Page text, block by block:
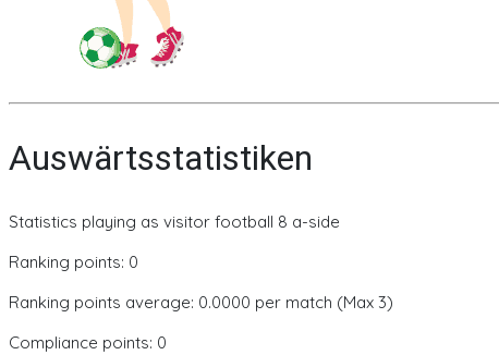
Auswärtsstatistiken
Statistics playing as visitor football 8 a-side
Ranking points: 0
Ranking points average: 0.0000 per match (Max 3)
Compliance points: 0